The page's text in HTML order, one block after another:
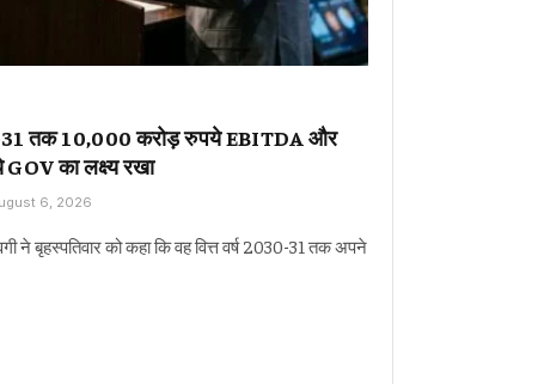
तक 10,000 करोड़ रुपये EBITDA और
का लक्ष्य रखा
6, 2026
ने बृहस्पतिवार को कहा कि वह वित्त वर्ष 2030-31 तक अपने